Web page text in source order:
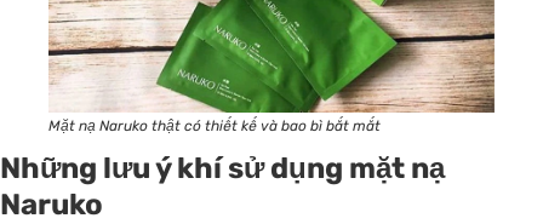
Mặt nạ Naruko thật có thiết kế và bao bì bắt mắt
Những lưu ý khí sử dụng mặt nạ
Naruko